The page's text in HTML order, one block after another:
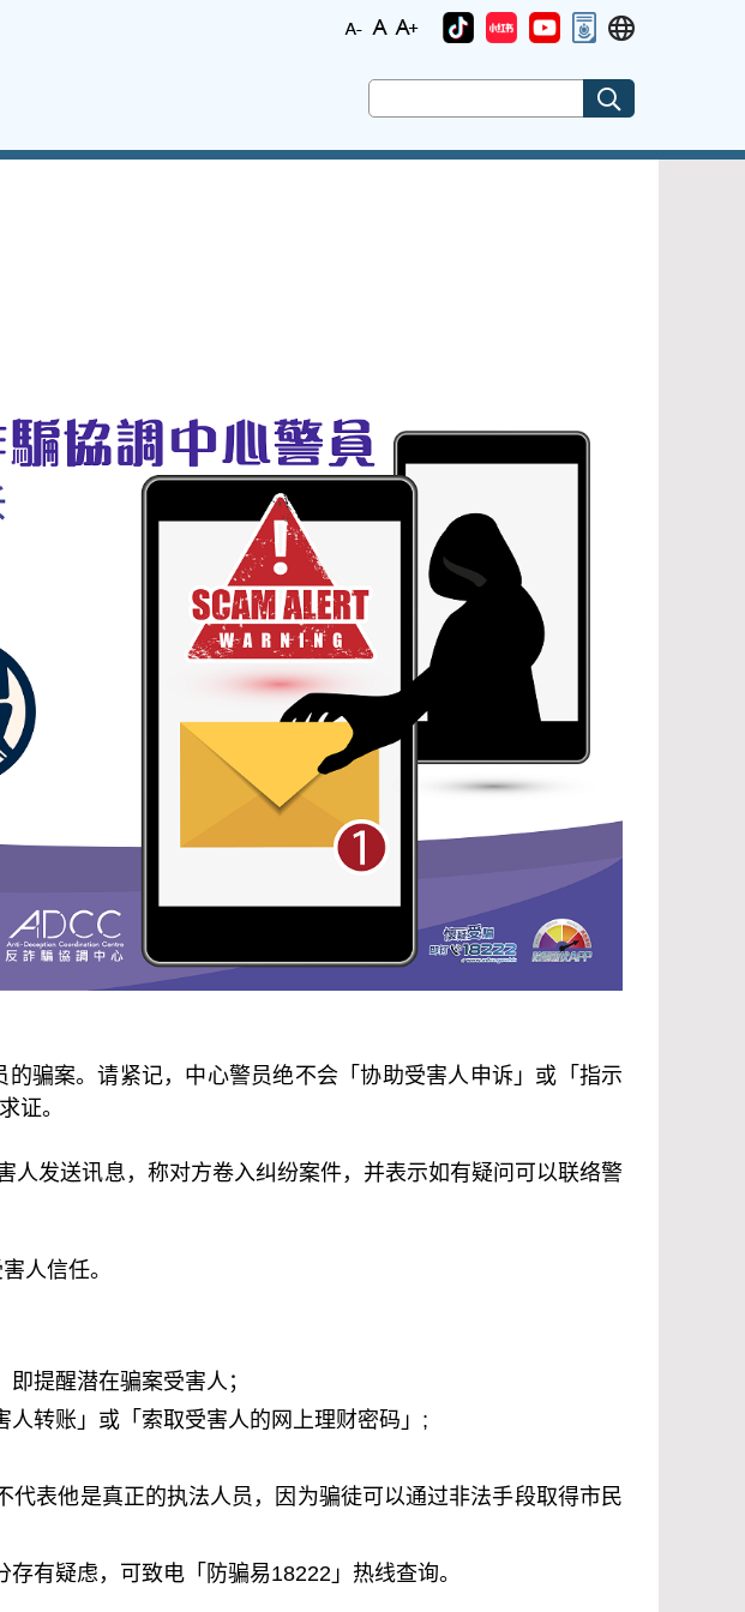
骗案。请紧记，中心警员绝不会「协助受害人申诉」或「指示
证。
人发送讯息，称对方卷入纠纷案件，并表示如有疑问可以联络警
人信任。
提醒潜在骗案受害人；
转账」或「索取受害人的网上理财密码」;
表他是真正的执法人员，因为骗徒可以通过非法手段取得市民
有疑虑，可致电「防骗易18222」热线查询。